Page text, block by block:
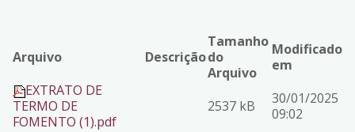
Arquivo Descrição
Tamanho
do
Arquivo
Modificado
em
EXTRATO DE
TERMO DE
FOMENTO (1).pdf
2537 kB
30/01/2025
09:02